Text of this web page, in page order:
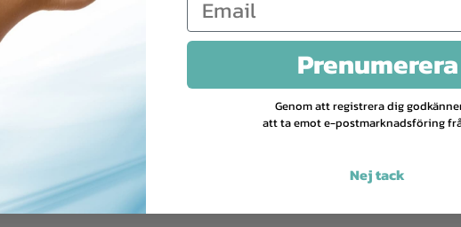
Prenumerera
Genom att registrera dig
att ta emot e-postmarknadsföring
Nej tack